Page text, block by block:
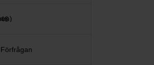
46
Förfrågan